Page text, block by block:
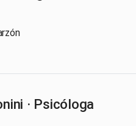
· Psicóloga